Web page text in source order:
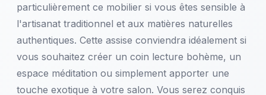
particulièrement ce mobilier si vous êtes sensible à
l'artisanat traditionnel et aux matières naturelles
authentiques. Cette assise conviendra idéalement si
vous souhaitez créer un coin lecture bohème, un
espace méditation ou simplement apporter une
touche exotique à votre salon. Vous serez conquis